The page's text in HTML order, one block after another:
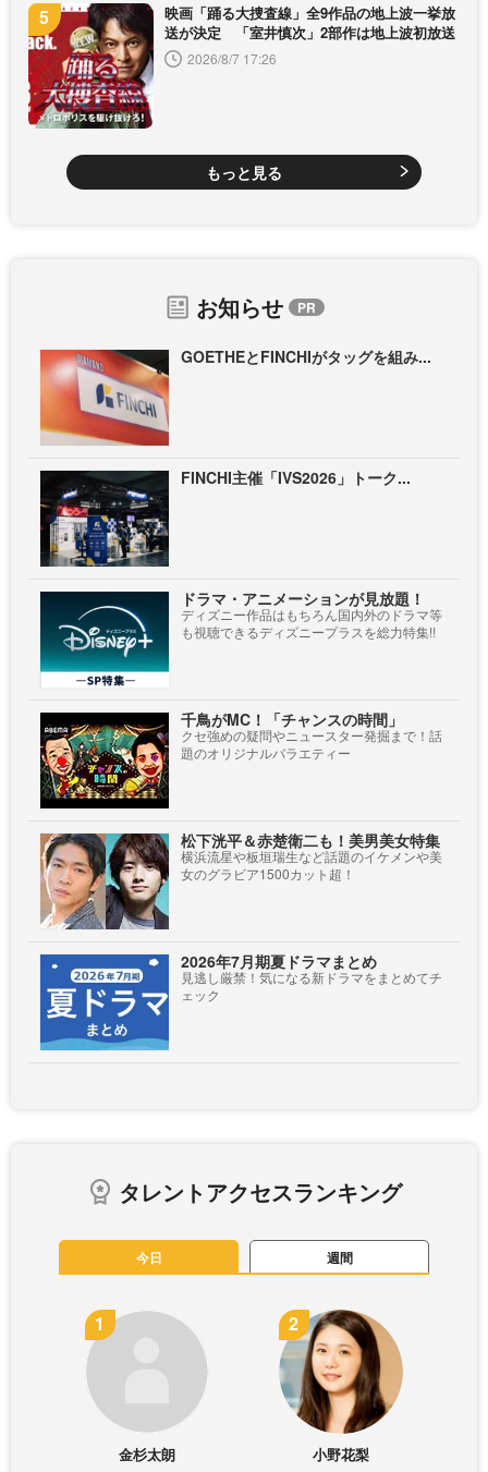
映画「踊る大捜査線」全9作品の地上波一挙放
送が決定 「室井慎次」2部作は地上波初放送
2026/8/7 17:26
もっと見る
お知らせ
GOETHEとFINCHIがタッグを組み...
FINCHI主催「IVS2026」トーク...
ドラマ・アニメーションが見放題！
ディズニー作品はもちろん国内外のドラマ等
も視聴できるディズニープラスを総力特集!!
千鳥がMC！「チャンスの時間」
クセ強めの疑問やニュースター発掘まで！話
題のオリジナルバラエティー
松下洸平＆赤楚衛二も！美男美女特集
横浜流星や板垣瑞生など話題のイケメンや美
女のグラビア1500カット超！
2026年7月期夏ドラマまとめ
見逃し厳禁！気になる新ドラマをまとめてチ
ェック
タレントアクセスランキング
今日 週間
金杉太朗 小野花梨